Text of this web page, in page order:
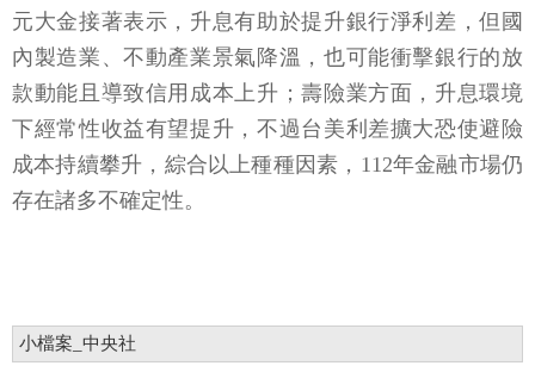
元大金接著表示，升息有助於提升銀行淨利差，但國
內製造業、不動產業景氣降溫，也可能衝擊銀行的放
款動能且導致信用成本上升；壽險業方面，升息環境
下經常性收益有望提升，不過台美利差擴大恐使避險
成本持續攀升，綜合以上種種因素，112年金融市場仍
存在諸多不確定性。
小檔案_中央社